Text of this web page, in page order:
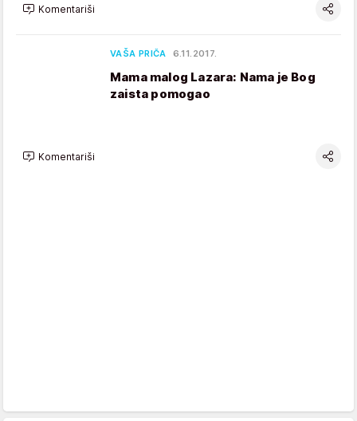
Komentariši
VAŠA PRIČA 6.11.2017.
Mama malog Lazara: Nama je Bog
zaista pomogao
Komentariši